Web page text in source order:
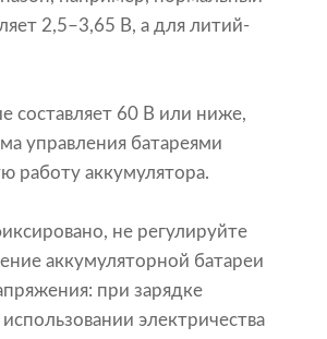
2,5–3,65 В, а для литий-
составляет 60 В или ниже,
управления батареями
работу аккумулятора.
не регулируйте
аккумуляторной батареи
при зарядке
электричества